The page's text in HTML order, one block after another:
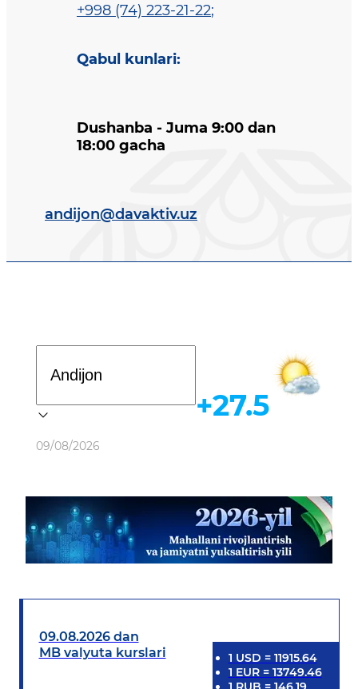
+998 (74) 223-21-22;
Qabul kunlari:
Dushanba - Juma 9:00 dan
18:00 gacha
andijon@davaktiv.uz
Ob-havo
09/08/2026
+27.5
09.08.2026 dan
MB valyuta kurslari
1 USD = 11915.64
1 EUR= 13749.46